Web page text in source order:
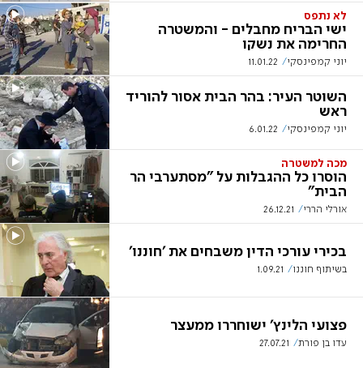
לא נתפס
ישי הבריח מחבלים - והמשטרה
החרימה את נשקו
יוני קמפינסקי 11.01.22
השוטר העיר: בהר הבית אסור להוריד
ראש
יוני קמפינסקי 6.01.22
מכה למשטרה
הוסרו כל ההגבלות על "מסתערבי הר
הבית"
אורלי הררי 26.12.21
בכירי עורכי הדין משבחים את 'חוננו'
בשיתוף חוננו 1.09.21
פצועי הלינץ' ישוחררו ממעצר
עדו בן פורת 27.07.21